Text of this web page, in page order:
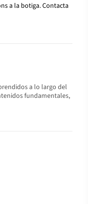
a la botiga. Contacta
a lo largo del
fundamentales,